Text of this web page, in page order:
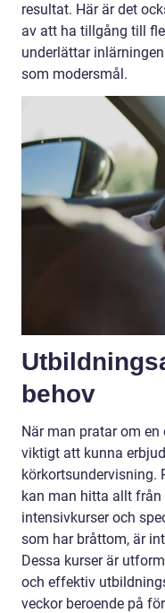
resultat. Här är det
av att ha tillgång till
underlättar
som modersmål.
behov
När man pratar om
viktigt att kunna
körkortsundervisning.
kan man hitta allt
intensivkurser och
som har bråttom, är
Dessa kurser är
och effektiv
veckor beroende på